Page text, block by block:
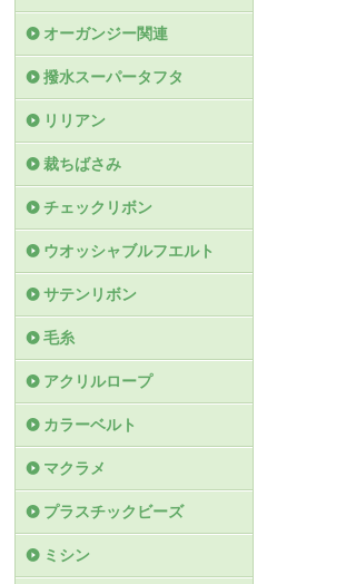
オーガンジー関連
撥水スーパータフタ
リリアン
裁ちばさみ
チェックリボン
ウオッシャブルフエルト
サテンリボン
毛糸
アクリルロープ
カラーベルト
マクラメ
プラスチックビーズ
ミシン